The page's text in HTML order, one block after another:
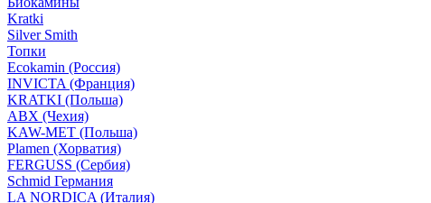
Kratki
Silver Smith
Топки
Ecokamin (Россия)
INVICTA (Франция)
KRATKI (Польша)
ABX (Чехия)
KAW-MET (Польша)
Plamen (Хорватия)
FERGUSS (Сербия)
Schmid Германия
LA NORDICA (Италия)